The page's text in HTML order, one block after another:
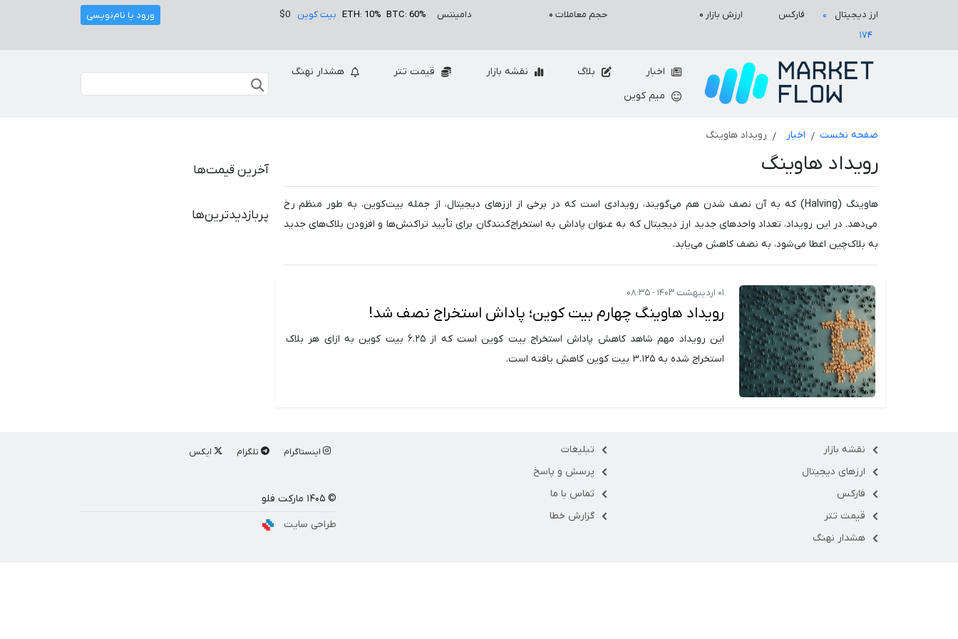
ارز دیجیتال ۰
فارکس
۱۷۴
ارزش بازار ۰ حجم معاملات ۰ دامیننس BTC: 60%
ETH: 10% بیت کوین $0 ورود یا نام‌نویسی
اخبار بلاگ نقشه بازار قیمت تتر
هشدار نهنگ
میم کوین
صفحه نخست اخبار رویداد هاوینگ
رویداد هاوینگ
هاوینگ (Halving) که به آن نصف شدن هم می‌گویند، رویدادی است که در برخی از ارزهای دیجیتال، از جمله بیت‌کوین، به طور منظم رخ
می‌دهد. در این رویداد، تعداد واحدهای جدید ارز دیجیتال که به عنوان پاداش به استخراج‌کنندگان برای تأیید تراکنش‌ها و افزودن بلاک‌های جدید
به بلاک‌چین اعطا می‌شود، به نصف کاهش می‌یابد.
۰۱ اردیبهشت ۱۴۰۳ - ۰۸:۳۵
رویداد هاوینگ چهارم بیت کوین؛ پاداش استخراج نصف شد!
این رویداد مهم شاهد کاهش پاداش استخراج بیت کوین است که از ۶.۲۵ بیت کوین به ازای هر بلاک
استخراج شده به ۳.۱۲۵ بیت کوین کاهش یافته است.
آخرین قیمت‌ها
پربازدیدترین‌ها
نقشه بازار
ارزهای دیجیتال
فارکس
قیمت تتر
هشدار نهنگ
تبلیغات
پرسش و پاسخ
تماس با ما
گزارش خطا
اینستاگرام تلگرام ایکس
© ۱۴۰۵ مارکت فلو
طراحی سایت